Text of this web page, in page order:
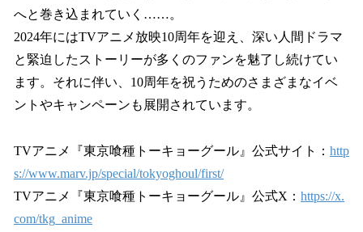
へと巻き込まれていく……。
2024年にはTVアニメ放映10周年を迎え、深い人間ドラマ
と緊迫したストーリーが多くのファンを魅了し続けてい
ます。それに伴い、10周年を祝うためのさまざまなイベ
ントやキャンペーンも展開されています。
TVアニメ『東京喰種トーキョーグール』公式サイト： http
s://www.marv.jp/special/tokyoghoul/first/
TVアニメ『東京喰種トーキョーグール』公式X： https://x.
com/tkg_anime